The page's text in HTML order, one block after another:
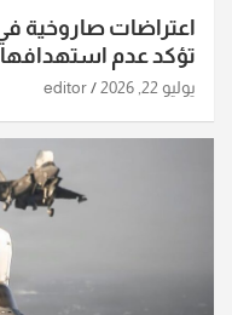
اعتراضات صاروخية
تؤكد عدم استهدافها
يوليو 22, 2026 editor